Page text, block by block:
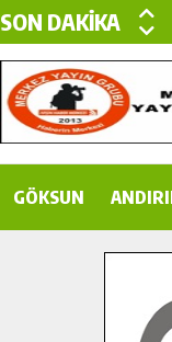
SON DAKİKA
GÖKSUN